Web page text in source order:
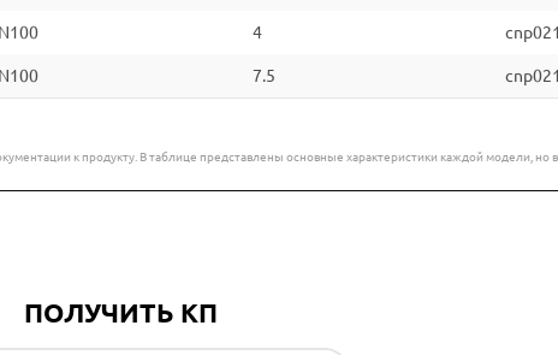
4
7.5
к продукту. В таблице представлены основные характеристики каждой модели,
ПОЛУЧИТЬ КП